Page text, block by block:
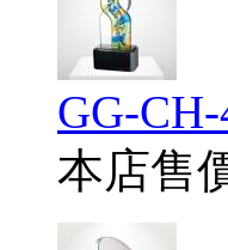
GG-
本店售